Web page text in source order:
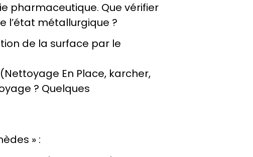
pharmaceutique. Que vérifier
l’état métallurgique ?
de la surface par le
En Place, karcher,
? Quelques
» :